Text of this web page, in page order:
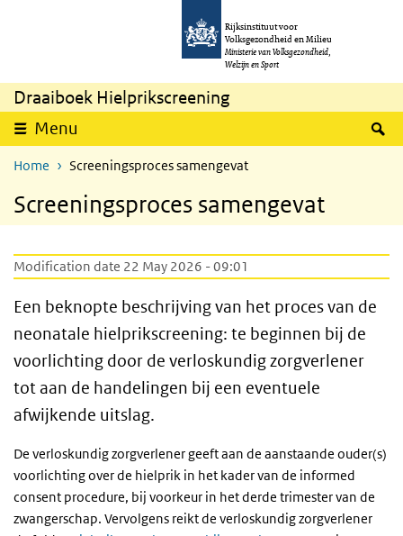
Rijksinstituut voor
Volksgezondheid en Milieu
Ministerie van Volksgezondheid,
Welzijn en Sport
Draaiboek Hielprikscreening
Menu
Home Screeningsproces samengevat
Screeningsproces samengevat
Modification date 22 May 2026 - 09:01
Een beknopte beschrijving van het proces van de
neonatale hielprikscreening: te beginnen bij de
voorlichting door de verloskundig zorgverlener
tot aan de handelingen bij een eventuele
afwijkende uitslag.
De verloskundig zorgverlener geeft aan de aanstaande ouder(s)
voorlichting over de hielprik in het kader van de informed
consent procedure, bij voorkeur in het derde trimester van de
zwangerschap. Vervolgens reikt de verloskundig zorgverlener